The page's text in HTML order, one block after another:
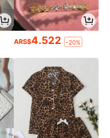
ARS$4.522 -20%